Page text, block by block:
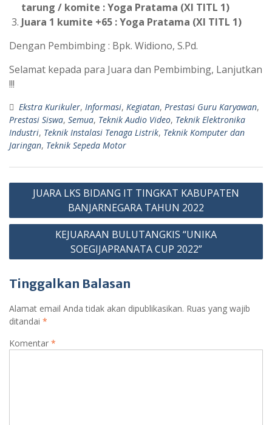
tarung / komite : Yoga Pratama (XI TITL 1)
Juara 1 kumite +65 : Yoga Pratama (XI TITL 1)
Dengan Pembimbing : Bpk. Widiono, S.Pd.
Selamat kepada para Juara dan Pembimbing, Lanjutkan
!!!
Ekstra Kurikuler, Informasi, Kegiatan, Prestasi Guru Karyawan,
Prestasi Siswa, Semua, Teknik Audio Video, Teknik Elektronika
Industri, Teknik Instalasi Tenaga Listrik, Teknik Komputer dan
Jaringan, Teknik Sepeda Motor
JUARA LKS BIDANG IT TINGKAT KABUPATEN
BANJARNEGARA TAHUN 2022
KEJUARAAN BULUTANGKIS “UNIKA
SOEGIJAPRANATA CUP 2022”
Tinggalkan Balasan
Alamat email Anda tidak akan dipublikasikan. Ruas yang wajib
ditandai *
Komentar *